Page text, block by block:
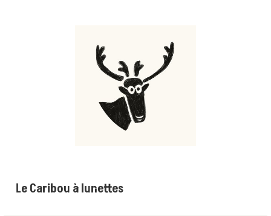
Le Caribou à lunettes